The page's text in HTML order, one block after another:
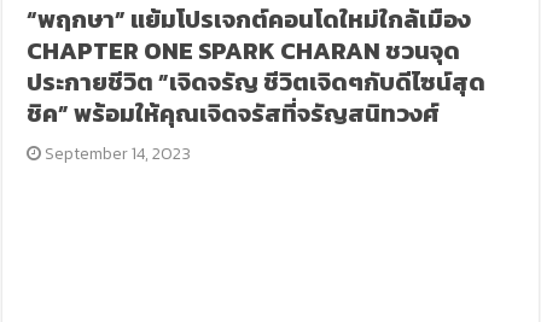
“พฤกษา” แย้มโปรเจกต์คอนโดใหม่ใกล้เมือง
CHAPTER ONE SPARK CHARAN ชวนจุด
ประกายชีวิต ”เจิดจรัญ ชีวิตเจิดๆกับดีไซน์สุด
ชิค” พร้อมให้คุณเจิดจรัสที่จรัญสนิทวงศ์
September 14, 2023